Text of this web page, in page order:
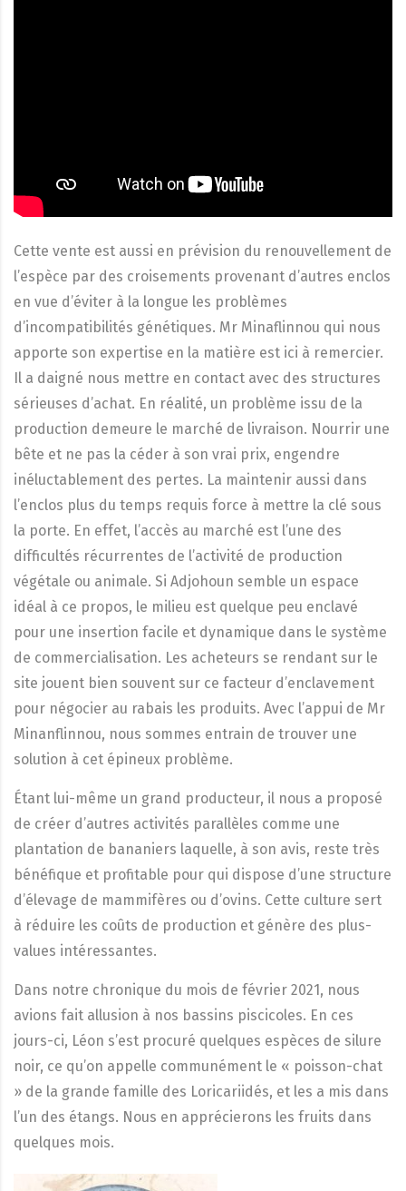
Cette vente est aussi en prévision du renouvellement de
l’espèce par des croisements provenant d’autres enclos
en vue d’éviter à la longue les problèmes
d’incompatibilités génétiques. Mr Minaflinnou qui nous
apporte son expertise en la matière est ici à remercier.
Il a daigné nous mettre en contact avec des structures
sérieuses d’achat. En réalité, un problème issu de la
production demeure le marché de livraison. Nourrir une
bête et ne pas la céder à son vrai prix, engendre
inéluctablement des pertes. La maintenir aussi dans
l’enclos plus du temps requis force à mettre la clé sous
la porte. En effet, l’accès au marché est l’une des
difficultés récurrentes de l’activité de production
végétale ou animale. Si Adjohoun semble un espace
idéal à ce propos, le milieu est quelque peu enclavé
pour une insertion facile et dynamique dans le système
de commercialisation. Les acheteurs se rendant sur le
site jouent bien souvent sur ce facteur d’enclavement
pour négocier au rabais les produits. Avec l’appui de Mr
Minanflinnou, nous sommes entrain de trouver une
solution à cet épineux problème.
Étant lui-même un grand producteur, il nous a proposé
de créer d’autres activités parallèles comme une
plantation de bananiers laquelle, à son avis, reste très
bénéfique et profitable pour qui dispose d’une structure
d’élevage de mammifères ou d’ovins. Cette culture sert
à réduire les coûts de production et génère des plus-
values intéressantes.
Dans notre chronique du mois de février 2021, nous
avions fait allusion à nos bassins piscicoles. En ces
jours-ci, Léon s’est procuré quelques espèces de silure
noir, ce qu’on appelle communément le « poisson-chat
» de la grande famille des Loricariidés, et les a mis dans
l’un des étangs. Nous en apprécierons les fruits dans
quelques mois.